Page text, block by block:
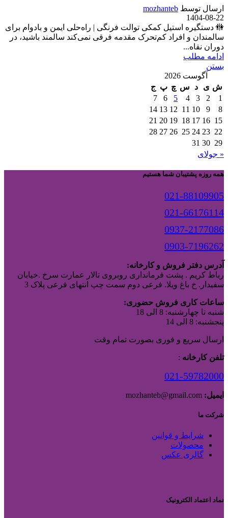
ارسال توسط mozhanteb
1404-08-22
🚻 دستگیره استیل کمکی توالت فرنگی | راه‌حلی ایمن و بادوام برای
سالمندان و افراد کم‌تحرک مقدمه فرقی نمی‌کند سالمند باشید، در
دوران نقاه...
ادامه مطلب
بستن
آگوست 2026
ش ی د س چ پ ج
1
2
3
4
5
6
7
8
9
10
11
12
13
14
15
16
17
18
19
20
21
22
23
24
25
26
27
28
29
30
31
« جولای
همه روزه پشتیبان شما هستیم
021-88109905
021-66176114
0937-2177086
0903-7196262
آدرس دفتر فروش و کارخانه:
رباط کریم . پشت فرمانداری روبروی تالار عمارت سرخ .خیابان
سفیدار. خ باغ ویلا. فرعی دوم سمت چپ انتهای فرعی پلاک 3
ساعات کاری فروش حضوری:
شنبه تا چهارشنبه: 8 الی 18
پنجشنبه: 8 الی 14
ارسال سریع و فوری بصورت تمام وقت
تلفن کارخانه :
021-59782000
ایمیل:
شرکت ما
شرایط و قوانین
محصولات
گالری عکس
نماد اعتماد الکترونیک